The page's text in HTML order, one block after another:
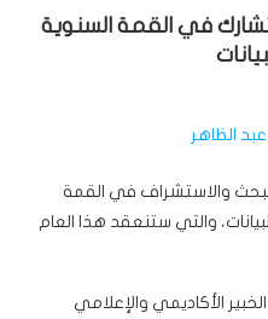
في القمة السنوية
والاستشراف في القمة
والتي ستنعقد هذا العام
الأكاديمي والإعلامي